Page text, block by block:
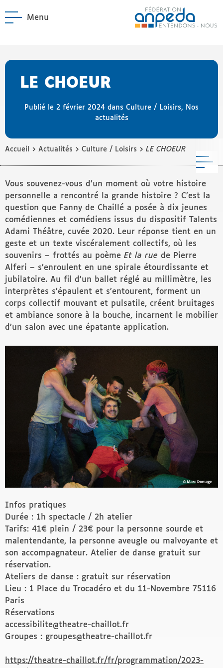
Menu
LE CHOEUR
Publié le 2 février 2024 dans Culture / Loisirs,
Nos
actualités
Accueil › Actualités › Culture / Loisirs › LE CHOEUR
Vous souvenez-vous d’un moment où votre histoire
personnelle a rencontré la grande histoire ? C’est la
question que Fanny de Chaillé a posée à dix jeunes
comédiennes et comédiens issus du dispositif Talents
Adami Théâtre, cuvée 2020. Leur réponse tient en un
geste et un texte viscéralement collectifs, où les
souvenirs – frottés au poème Et la rue de Pierre
Alferi – s’enroulent en une spirale étourdissante et
jubilatoire. Au fil d’un ballet réglé au millimètre, les
interprètes s’épaulent et s’entourent, forment un
corps collectif mouvant et pulsatile, créent bruitages
et ambiance sonore à la bouche, incarnent le mobilier
d’un salon avec une épatante application.
Infos pratiques
Durée : 1h spectacle / 2h atelier
Tarifs: 41€ plein / 23€ pour la personne sourde et
malentendante, la personne aveugle ou malvoyante et
son accompagnateur. Atelier de danse gratuit sur
réservation.
Ateliers de danse : gratuit sur réservation
Lieu : 1 Place du Trocadéro et du 11-Novembre 75116
Paris
Réservations
accessibilite@theatre-chaillot.fr
Groupes : groupes@theatre-chaillot.fr
https://theatre-chaillot.fr/fr/programmation/2023-